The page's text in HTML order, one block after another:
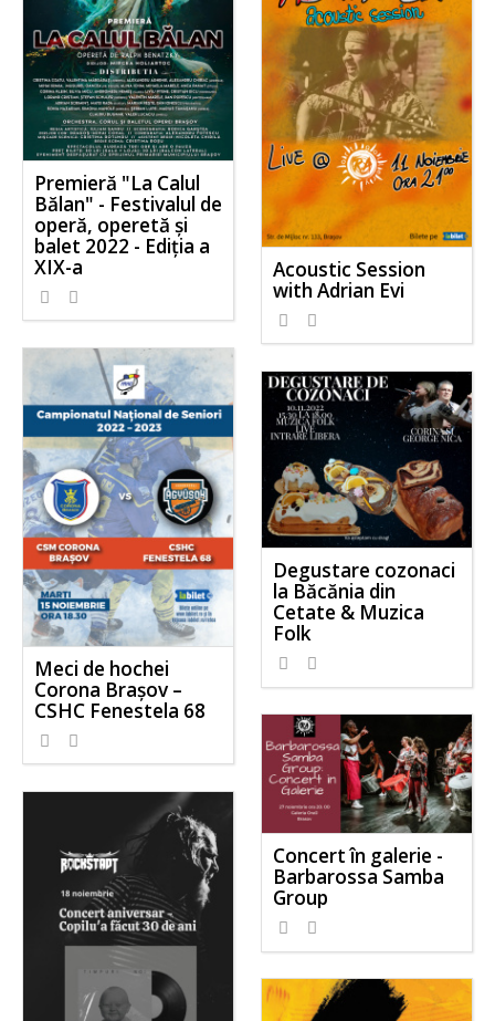
Premieră "La Calul
Bălan" - Festivalul de
operă, operetă și
balet 2022 - Ediția a
XIX-a
Acoustic Session
with Adrian Evi
Meci de hochei
Corona Brașov –
CSHC Fenestela 68
Degustare cozonaci
la Băcănia din
Cetate & Muzica
Folk
Concert în galerie -
Barbarossa Samba
Group